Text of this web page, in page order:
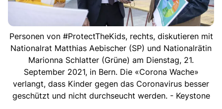
Personen von #ProtectTheKids, rechts, diskutieren mit
Nationalrat Matthias Aebischer (SP) und Nationalrätin
Marionna Schlatter (Grüne) am Dienstag, 21.
September 2021, in Bern. Die «Corona Wache»
verlangt, dass Kinder gegen das Coronavirus besser
geschützt und nicht durchseucht werden. - Keystone